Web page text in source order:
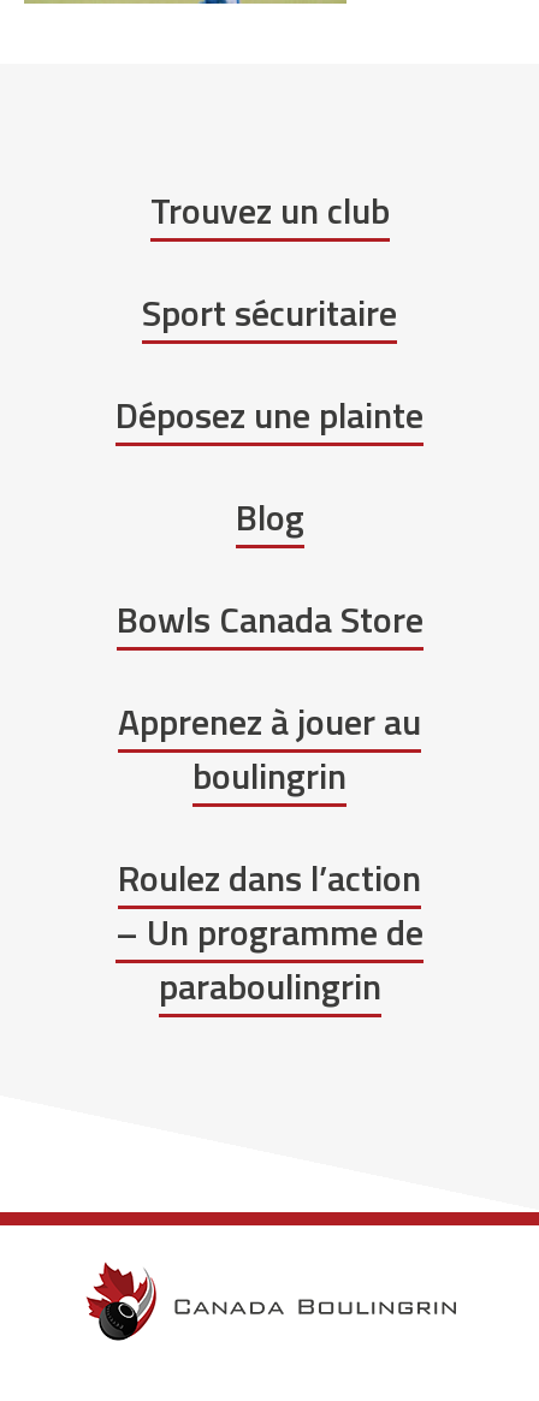
Trouvez un club
Sport sécuritaire
Déposez une plainte
Blog
Bowls Canada Store
Apprenez à jouer au
boulingrin
Roulez dans l’action
– Un programme de
paraboulingrin